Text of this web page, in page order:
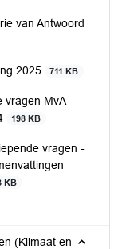
van Antwoord
2025 711 KB
vragen MvA
198 KB
vragen -
KB
(Klimaat en